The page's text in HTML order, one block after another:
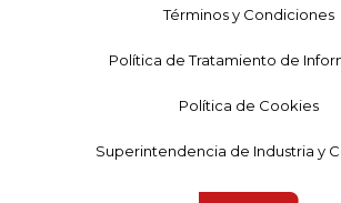
Términos y Condiciones
Política de Tratamiento de
Política de Cookies
Superintendencia de Industria y